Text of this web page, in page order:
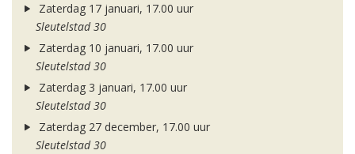
Zaterdag 17 januari, 17.00 uur
Sleutelstad 30
Zaterdag 10 januari, 17.00 uur
Sleutelstad 30
Zaterdag 3 januari, 17.00 uur
Sleutelstad 30
Zaterdag 27 december, 17.00 uur
Sleutelstad 30